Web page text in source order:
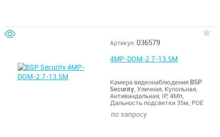
Артикул: 036579
4MP-DOM-2.7-13.5M
Камера видеонаблюдения BSP
Security, Уличная, Купольная,
Антивандальная, IP, 4Мп,
Дальность подсветки 35м, POE
по запросу